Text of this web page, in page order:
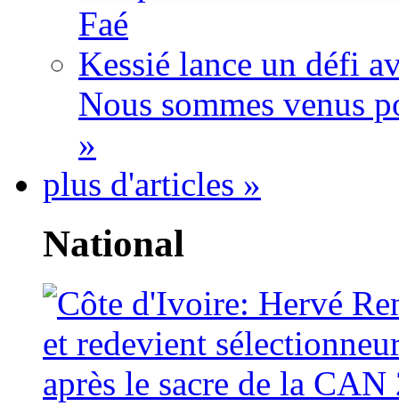
Faé
Kessié lance un défi
Nous sommes venus
»
plus d'articles »
National